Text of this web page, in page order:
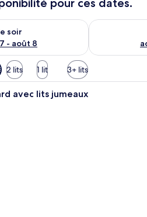
soir
- août 8
pour ce soir août 7 - août 8
Vérifier la
2 lits 1 lit 3+ lits
Une chambre d’hôtel avec
avec lits jumeaux